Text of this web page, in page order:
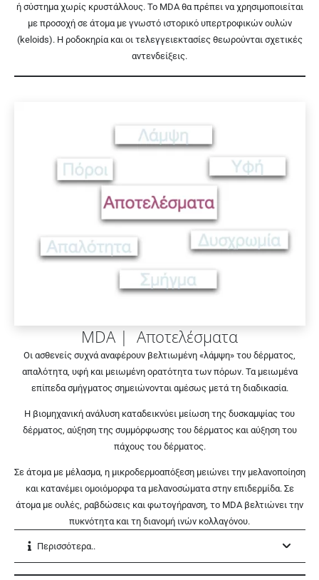
ή σύστημα χωρίς κρυστάλλους. Το MDA θα πρέπει να χρησιμοποιείται
με προσοχή σε άτομα με γνωστό ιστορικό υπερτροφικών ουλών
(keloids). Η ροδοκηρία και οι τελεγγειεκτασίες θεωρούνται σχετικές
αντενδείξεις.
MDA | Αποτελέσματα
Οι ασθενείς συχνά αναφέρουν βελτιωμένη «λάμψη» του δέρματος,
απαλότητα, υφή και μειωμένη ορατότητα των πόρων. Τα μειωμένα
επίπεδα σμήγματος σημειώνονται αμέσως μετά τη διαδικασία.
Η βιομηχανική ανάλυση καταδεικνύει μείωση της δυσκαμψίας του
δέρματος, αύξηση της συμμόρφωσης του δέρματος και αύξηση του
πάχους του δέρματος.
Σε άτομα με μέλασμα, η μικροδερμοαπόξεση μειώνει την μελανοποίηση
και κατανέμει ομοιόμορφα τα μελανοσώματαστην επιδερμίδα. Σε
άτομα με ουλές, ραβδώσεις και φωτογήρανση, το MDA βελτιώνει την
πυκνότητα και τη διανομή ινών κολλαγόνου.
Περισσότερα..